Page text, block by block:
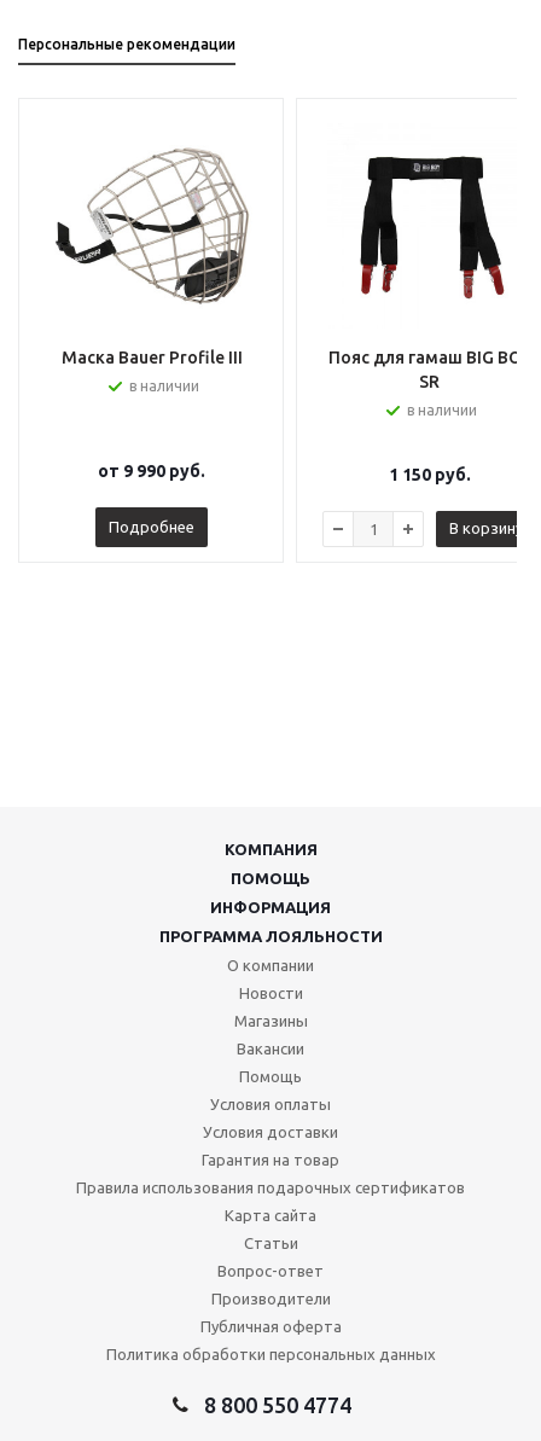
Персональные рекомендации
Маска Bauer Profile III
в наличии
от 9 990 руб.
Подробнее
Пояс для гамаш BIG BOY
SR
в наличии
1 150руб.
В корзину
КОМПАНИЯ
ПОМОЩЬ
ИНФОРМАЦИЯ
ПРОГРАММА ЛОЯЛЬНОСТИ
О компании
Новости
Магазины
Вакансии
Помощь
Условия оплаты
Условия доставки
Гарантия на товар
Правила использования подарочных сертификатов
Карта сайта
Статьи
Вопрос-ответ
Производители
Публичная оферта
Политика обработки персональных данных
8 800 550 4774